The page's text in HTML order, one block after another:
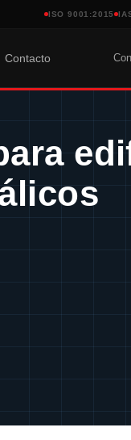
ISO 9001:2015
Contacto